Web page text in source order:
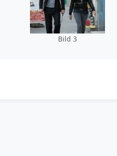
Bild 3